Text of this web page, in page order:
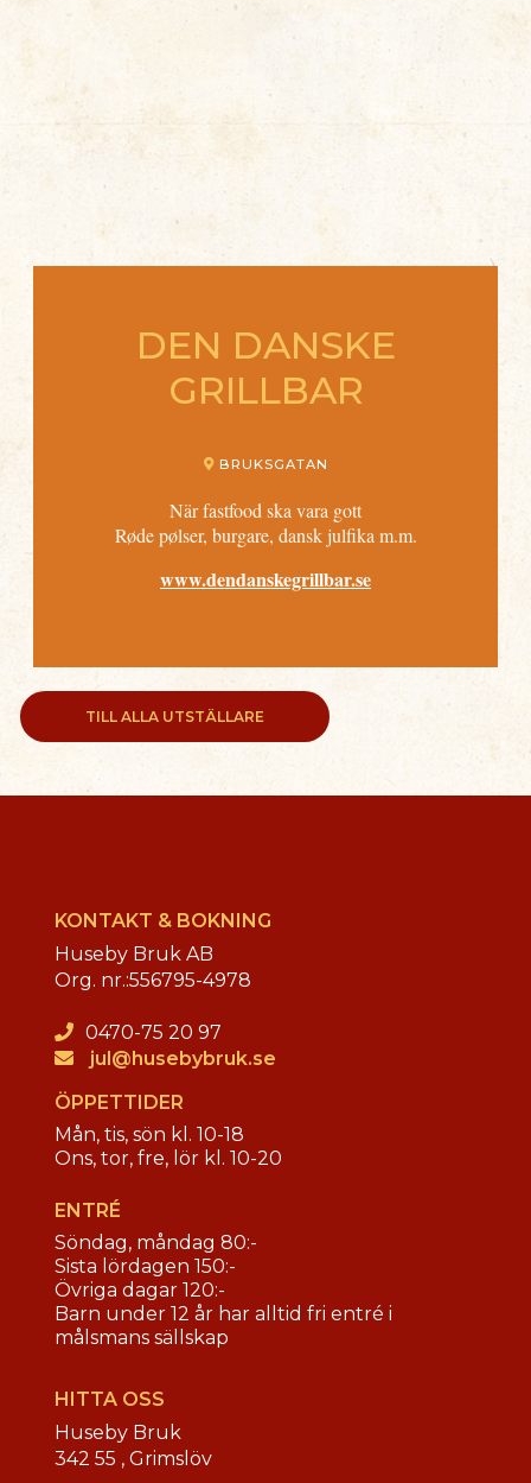
DEN DANSKE
GRILLBAR
BRUKSGATAN
När fastfood ska vara gott
Røde pølser, burgare, dansk julfika m.m.
www.dendanskegrillbar.se
TILL ALLA UTSTÄLLARE
KONTAKT & BOKNING
Huseby Bruk AB
Org. nr.:556795-4978
0470-75 20 97
jul@husebybruk.se
ÖPPETTIDER
Mån, tis, sön kl. 10-18
Ons, tor, fre, lör kl. 10-20
ENTRÉ
Söndag, måndag 80:-
Sista lördagen 150:-
Övriga dagar 120:-
Barn under 12 år har alltid fri entré i
målsmans sällskap
HITTA OSS
Huseby Bruk
342 55 , Grimslöv